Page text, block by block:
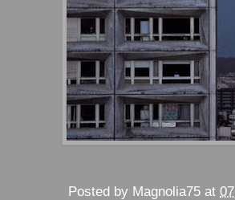
Posted by Magnolia75 at